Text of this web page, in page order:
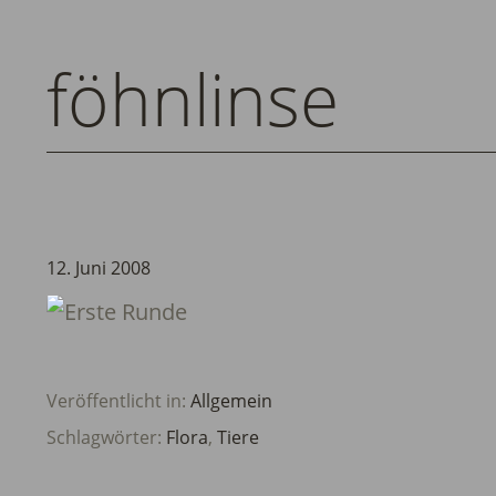
föhnlinse
12. Juni 2008
Veröffentlicht in: Allgemein
Schlagwörter: Flora, Tiere